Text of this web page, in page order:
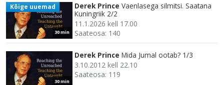
30 min
Kõige uuemad Derek Prince Vaenlasega silmitsi. Saatana
Kuningriik 2/2
11.1.2026 kell 17.00
Saateosa: 140
30 min
Derek Prince Mida Jumal ootab? 1/3
3.10.2012 kell 22.10
Saateosa: 119